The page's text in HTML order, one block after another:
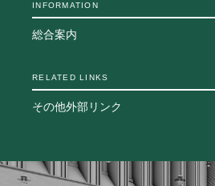
INFORMATION
総合案内
RELATED LINKS
その他外部リンク